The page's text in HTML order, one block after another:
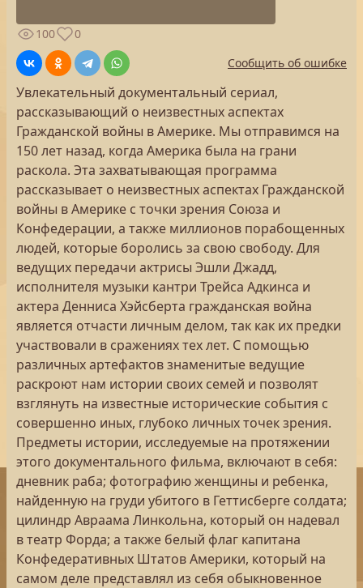
100
0
Сообщить об ошибке
Увлекательный документальный сериал,
рассказывающий о неизвестных аспектах
Гражданской войны в Америке. Мы отправимся на
150 лет назад, когда Америка была на грани
раскола. Эта захватывающая программа
рассказывает о неизвестных аспектах Гражданской
войны в Америке с точки зрения Союза и
Конфедерации, а также миллионов порабощенных
людей, которые боролись за свою свободу. Для
ведущих передачи актрисы Эшли Джадд,
исполнителя музыки кантри Трейса Адкинса и
актера Денниса Хэйсберта гражданская война
является отчасти личным делом, так как их предки
участвовали в сражениях тех лет. С помощью
различных артефактов знаменитые ведущие
раскроют нам истории своих семей и позволят
взглянуть на известные исторические события с
совершенно иных, глубоко личных точек зрения.
Предметы истории, исследуемые на протяжении
этого документального фильма, включают в себя:
дневник раба; фотографию женщины и ребенка,
найденную на груди убитого в Геттисберге солдата;
цилиндр Авраама Линкольна, который он надевал
в театр Форда; а также белый флаг капитана
Конфедеративных Штатов Америки, который на
самом деле представлял из себя обыкновенное